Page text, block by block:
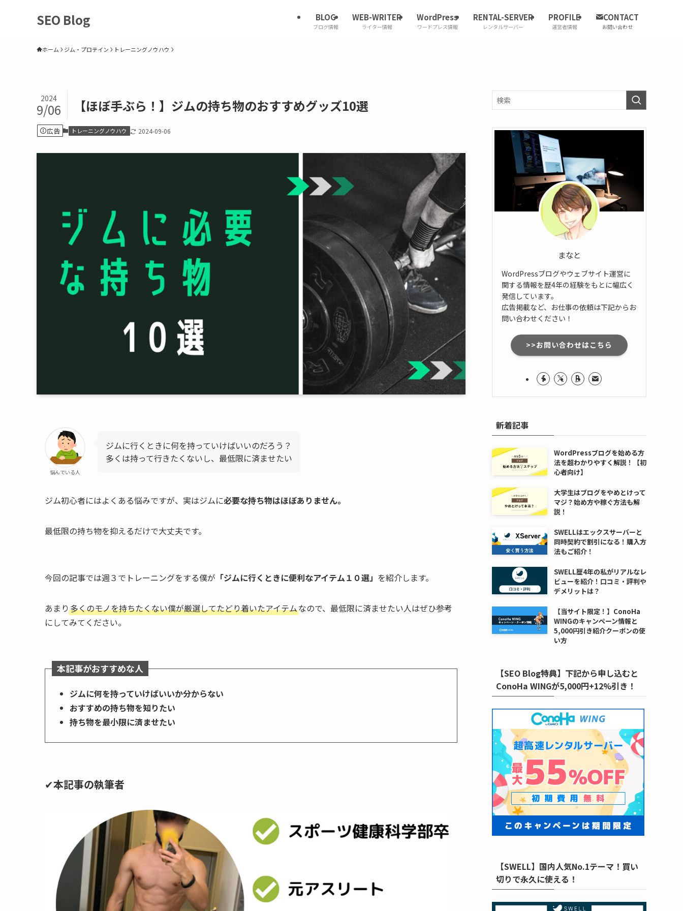
SEO Blog BLOG
ブログ情報
WEB-WRITER
ライター情報
WordPress
ワードプレス情報
RENTAL-SERVER
レンタルサーバー
PROFILE
運営者情報
CONTACT
お問い合わせ
ホーム ジム・プロテイン トレーニングノウハウ
【ほぼ手ぶら！】ジムの持ち物のおすすめグッズ10選
2024
9/06
広告 トレーニングノウハウ 2024-09-06
悩んでいる人
ジムに行くときに何を持っていけばいいのだろう？
多くは持って行きたくないし、最低限に済ませたい
ジム初心者にはよくある悩みですが、実はジムに必要な持ち物はほぼありません。
最低限の持ち物を抑えるだけで大丈夫です。
今回の記事では週３でトレーニングをする僕が 「ジムに行くときに便利なアイテム１０選」 を紹介します。
あまり 多くのモノを持ちたくない僕が厳選してたどり着いたアイテムなので、最低限に済ませたい人はぜひ参考
にしてみてください。
本記事がおすすめな人
ジムに何を持っていけばいいか分からない
おすすめの持ち物を知りたい
持ち物を最小限に済ませたい
✔本記事の執筆者
まなと
WordPressブログやウェブサイト運営に
関する情報を歴4年の経験をもとに幅広く
発信しています。
広告掲載など、お仕事の依頼は下記からお
問い合わせください！
>>お問い合わせはこちら
新着記事
WordPressブログを始める方
法を超わかりやすく解説！【初
心者向け】
大学生はブログをやめとけって
マジ？始め方や稼ぐ方法も解
説！
SWELLはエックスサーバーと
同時契約で割引になる！購入方
法もご紹介！
SWELL歴4年の私がリアルなレ
ビューを紹介！口コミ・評判や
デメリットは？
【当サイト限定！】ConoHa
WINGのキャンペーン情報と
5,000円引き紹介クーポンの使
い方
【SEO Blog特典】下記から申し込むと
ConoHa WINGが5,000円+12%引き！
【SWELL】国内人気No.1テーマ！買い
切りで永久に使える！